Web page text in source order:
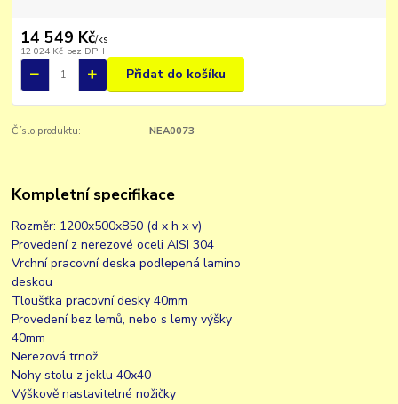
14 549 Kč/ks
12 024 Kč bez DPH
Přidat do košíku
Číslo produktu: NEA0073
Kompletní specifikace
Rozměr: 1200x500x850 (d x h x v)
Provedení z nerezové oceli AISI 304
Vrchní pracovní deska podlepená lamino
deskou
Tloušťka pracovní desky 40mm
Provedení bez lemů, nebo s lemy výšky
40mm
Nerezová trnož
Nohy stolu z jeklu 40x40
Výškově nastavitelné nožičky